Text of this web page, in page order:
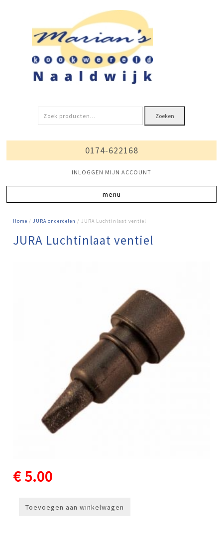
Zoeken
naar:
Zoeken
0174-622168
INLOGGEN MIJN ACCOUNT
Home /JURA onderdelen / JURA Luchtinlaat ventiel
JURA Luchtinlaat ventiel
€ 5.00
Toevoegen aan winkelwagen